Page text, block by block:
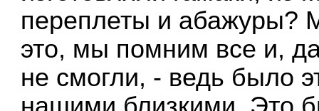
переплеты и абажуры?
это, мы помним все и,
не смогли, - ведь было